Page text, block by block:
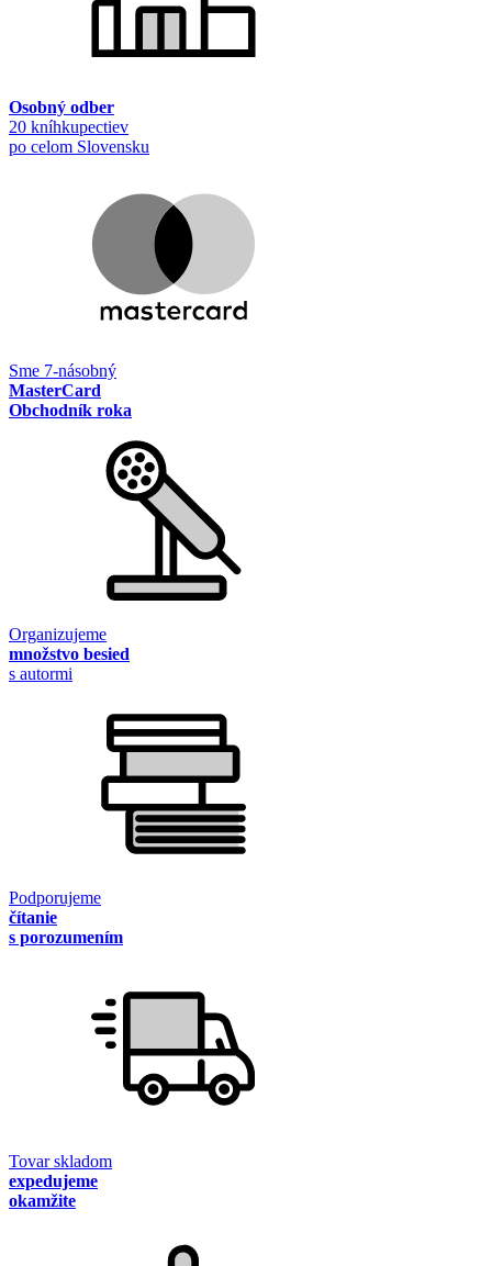
Osobný odber
20 kníhkupectiev
po celom Slovensku
Sme 7-násobný
MasterCard
Obchodník roka
Organizujeme
množstvo besied
s autormi
Podporujeme
čítanie
s porozumením
Tovar skladom
expedujeme
okamžite